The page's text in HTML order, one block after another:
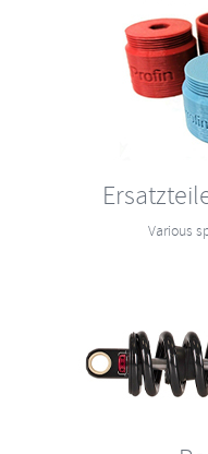
Various